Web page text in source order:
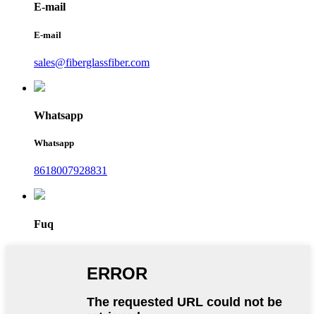
E-mail
E-mail
sales@fiberglassfiber.com
Whatsapp
Whatsapp
8618007928831
Fuq